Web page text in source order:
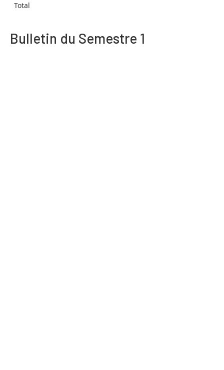
Total
Bulletin du Semestre 1